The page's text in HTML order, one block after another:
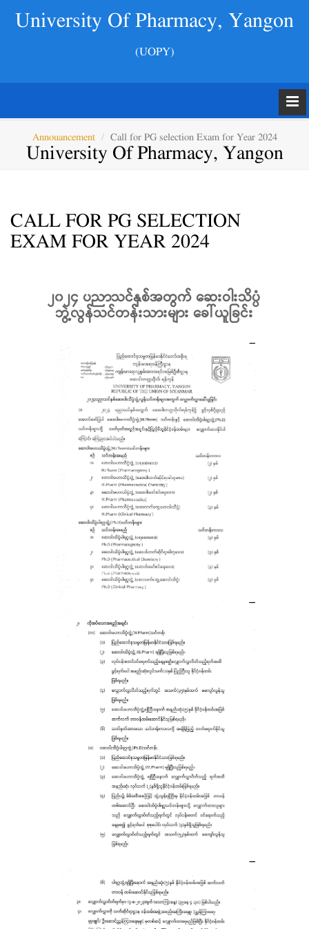
University Of Pharmacy, Yangon
(UOPY)
Annouancement Call for PG selection Exam for Year 2024
University Of Pharmacy, Yangon
CALL FOR PG SELECTION
EXAM FOR YEAR 2024
၂၀၂၄ ပညာသင်နှစ်အတွက် ဆေးဝါးသိပ္ပံ
ဘွဲ့လွန်သင်တန်းသားများ ခေါ်ယူခြင်း